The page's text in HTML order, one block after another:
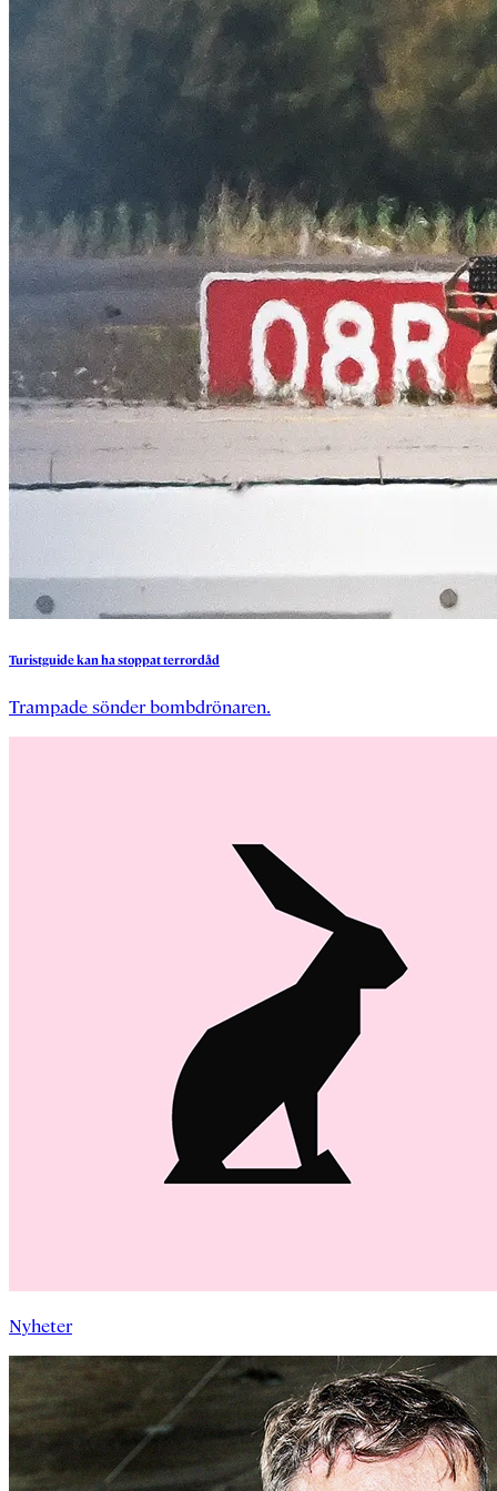
Turistguidekanhastoppatterrordåd
Trampade sönder bombdrönaren.
Nyheter